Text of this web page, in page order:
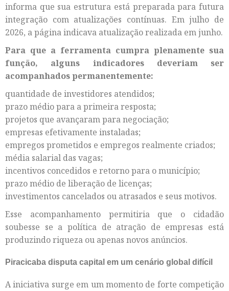
informa que sua estrutura está preparada para futura
integração com atualizações contínuas. Em julho de
2026, a página indicava atualização realizada em junho.
Para que a ferramenta cumpra plenamente sua
função, alguns indicadores deveriam ser
acompanhados permanentemente:
quantidade de investidores atendidos;
prazo médio para a primeira resposta;
projetos que avançaram para negociação;
empresas efetivamente instaladas;
empregos prometidos e empregos realmente criados;
média salarial das vagas;
incentivos concedidos e retorno para o município;
prazo médio de liberação de licenças;
investimentos cancelados ou atrasados e seus motivos.
Esse acompanhamento permitiria que o cidadão
soubesse se a política de atração de empresas está
produzindo riqueza ou apenas novos anúncios.
Piracicaba disputa capital em um cenário global difícil
A iniciativa surge em um momento de forte competição